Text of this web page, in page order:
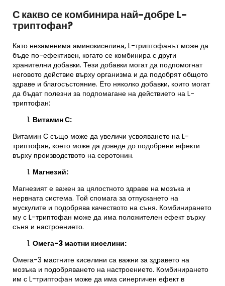
С какво се комбинира най-добре L-
триптофан?
Като незаменима аминокиселина, L-триптофанът може да
бъде по-ефективен, когато се комбинира с други
хранителни добавки. Тези добавки могат да подпомогнат
неговото действие върху организма и да подобрят общото
здраве и благосъстояние. Ето няколко добавки, които могат
да бъдат полезни за подпомагане на действието на L-
триптофан:
Витамин С:
Витамин С също може да увеличи усвояването на L-
триптофан, което може да доведе до подобрени ефекти
върху производството на серотонин.
Магнезий:
Магнезият е важен за цялостното здраве на мозъка и
нервната система. Той спомага за отпускането на
мускулите и подобрява качеството на съня. Комбинирането
му с L-триптофан може да има положителен ефект върху
съня и настроението.
Омега-3 мастни киселини:
Омега-3 мастните киселини са важни за здравето на
мозъка и подобряването на настроението. Комбинирането
им с L-триптофан може да има синергичен ефект в